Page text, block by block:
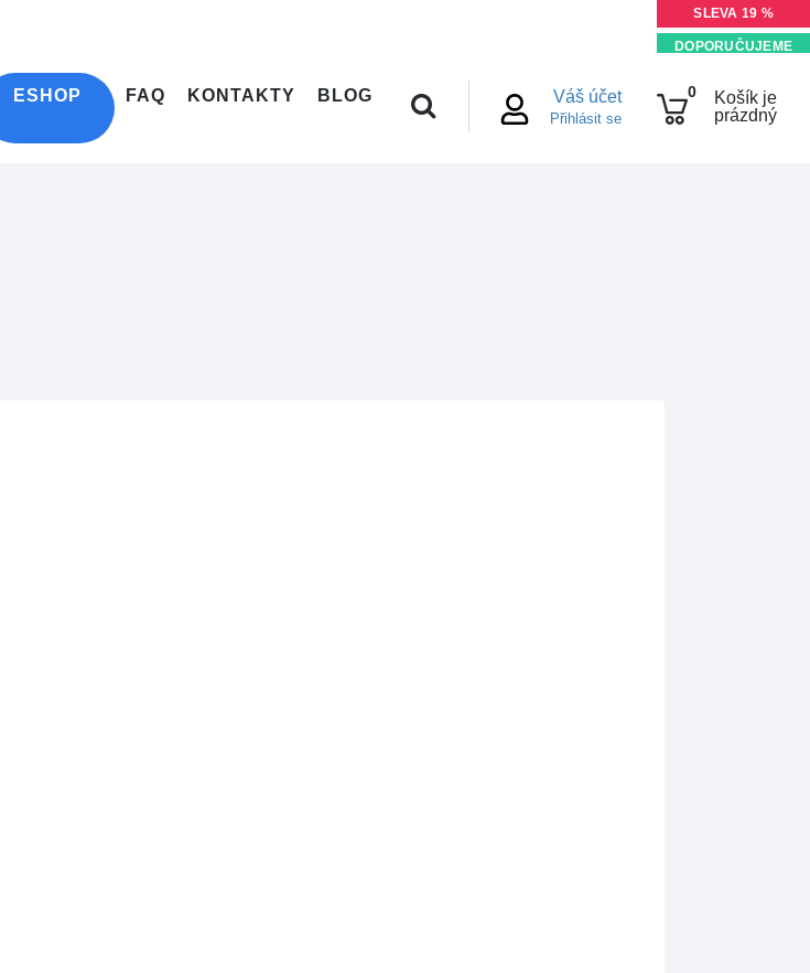
Váš účet
Přihlásit se
0
Košík je
prázdný
ESHOP FAQ KONTAKTY BLOG
SLEVA 19 %
DOPORUČUJEME